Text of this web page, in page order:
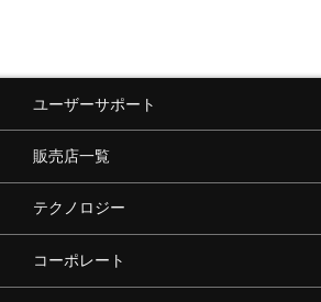
バレーボール
バドミントン
ユーザーサポート
販売店一覧
テクノロジー
コーポレート